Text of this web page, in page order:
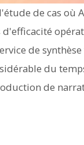
de cas où
d'efficacité
de
du
de